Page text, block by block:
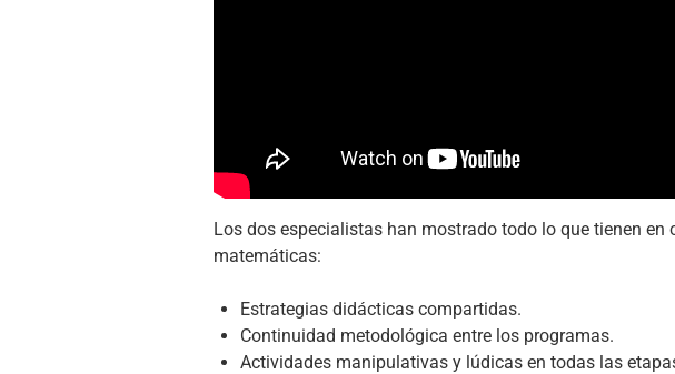
Los dos especialistas han mostrado todo lo que tienen
matemáticas:
Estrategias didácticas compartidas.
Continuidad metodológica entre los programas.
Actividades manipulativas y lúdicas en todas las